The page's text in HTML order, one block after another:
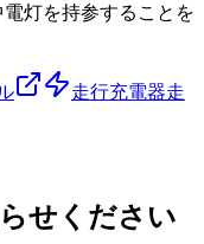
灯を持参することを
走行充電器走
せください